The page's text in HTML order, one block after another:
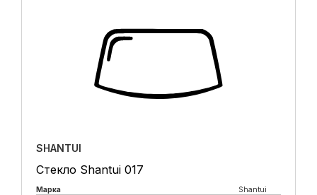
SHANTUI
Стекло Shantui 017
Марка
Shantui